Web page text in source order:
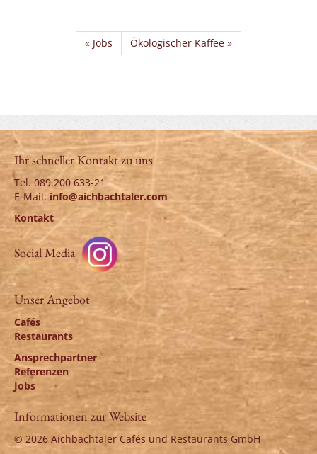
« Jobs Ökologischer Kaffee »
Ihr schneller Kontakt zu uns
Tel. 089.200 633-21
E-Mail:info@aichbachtaler.com
Kontakt
Social Media
Unser Angebot
Cafés
Restaurants
Ansprechpartner
Referenzen
Jobs
Informationen zur Website
© 2026 Aichbachtaler Cafés und Restaurants GmbH